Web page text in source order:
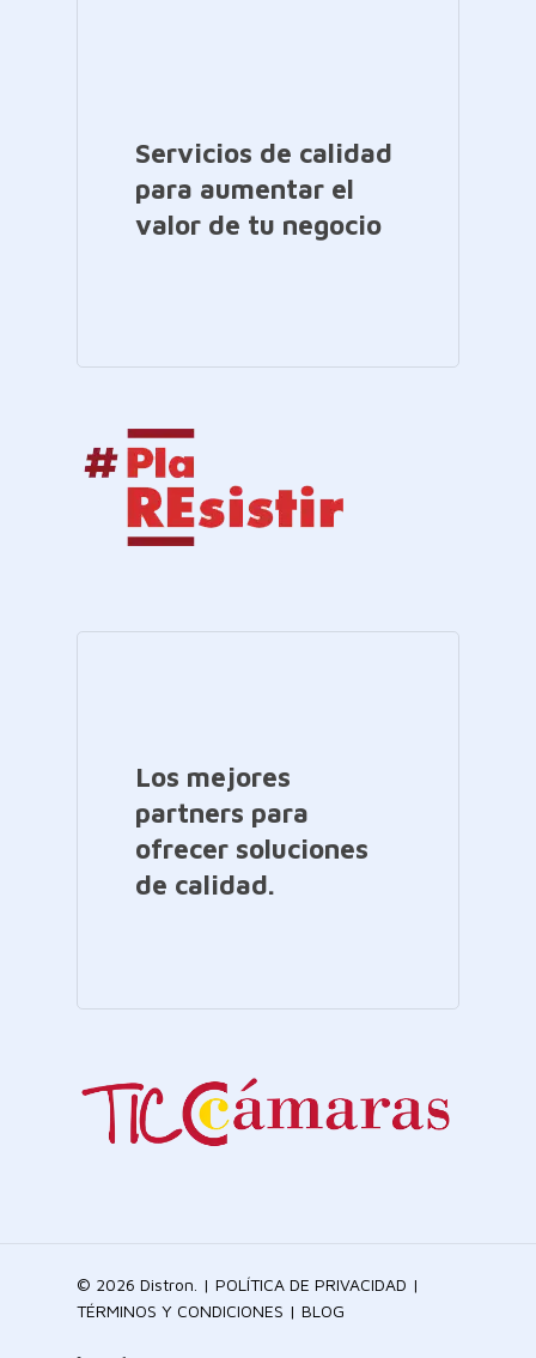
Servicios de calidad
para aumentar el
valor de tu negocio
Los mejores
partners para
ofrecer soluciones
de calidad.
© 2026 Distron. | POLÍTICA DE PRIVACIDAD |
TÉRMINOS Y CONDICIONES | BLOG